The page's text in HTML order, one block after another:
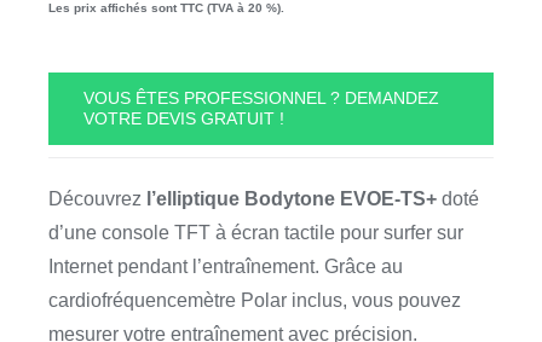
Les prix affichés sont TTC (TVA à 20 %).
VOUS ÊTES PROFESSIONNEL ? DEMANDEZ
VOTRE DEVIS GRATUIT !
Découvrez l’elliptique Bodytone EVOE-TS+doté
d’une console TFT à écran tactile pour surfer sur
Internet pendant l’entraînement. Grâce au
cardiofréquencemètre Polar inclus, vous pouvez
mesurer votre entraînement avec précision.